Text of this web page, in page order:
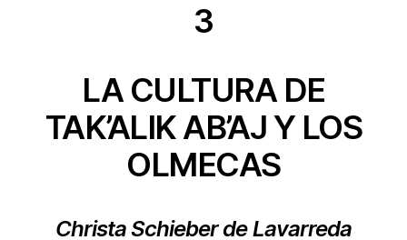
3
LA CULTURA DE
TAK’ALIK AB’AJ Y LOS
OLMECAS
Christa Schieber de Lavarreda